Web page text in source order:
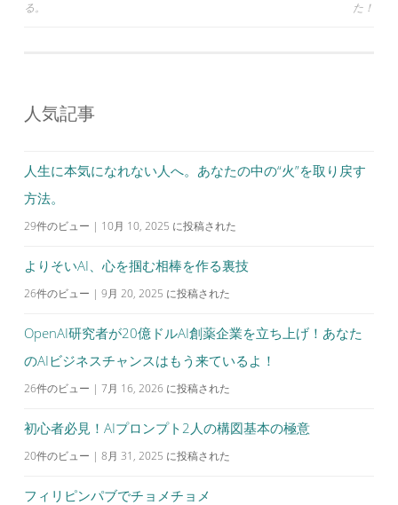
ゲ
ー
ョ
ン
る。 た！
人気記事
人生に本気になれない人へ。あなたの中の“火”を取り戻す
方法。
29件のビュー | 10月 10, 2025 に投稿された
よりそいAI、心を掴む相棒を作る裏技
26件のビュー | 9月 20, 2025 に投稿された
OpenAI研究者が20億ドルAI創薬企業を立ち上げ！あなた
のAIビジネスチャンスはもう来ているよ！
26件のビュー | 7月 16, 2026 に投稿された
初心者必見！AIプロンプト2人の構図基本の極意
20件のビュー | 8月 31, 2025 に投稿された
フィリピンパブでチョメチョメ